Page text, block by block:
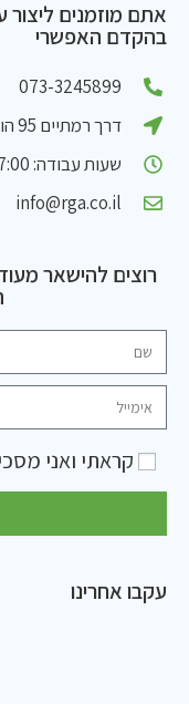
אתם מוזמנים ליצור
בהקדם האפשרי
073-3245899
דרך רמתיים 95 הוד השרון
שעות עבודה: 17:00 - 08:00
info@rga.co.il
רוצים להישאר
קראתי ואני
עקבו אחרינו